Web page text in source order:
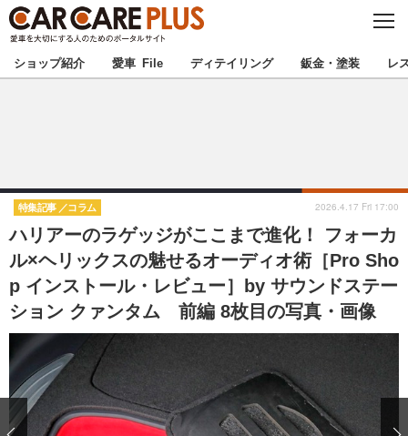
C
S
E
★カーケアプラス認定★ 厳選プロショップを地域から探す
甲信越 北陸
東海 関西
中国 四国
九州 沖縄
注目の記事
ショップレポート 愛車 File
ディテイリング
ショップ紹介 愛車 File ディテイリング 鈑金・塗装 レ
ハリアーのラゲッジがここまで進化！ フォーカ
ル×ヘリックスの魅せるオーディオ術［Pro Sho
p インストール・レビュー］by サウンドステー
ション クァンタム 前編 8枚目の写真・画像
特集記事 コラム 2026.4.17 Fri 17:00